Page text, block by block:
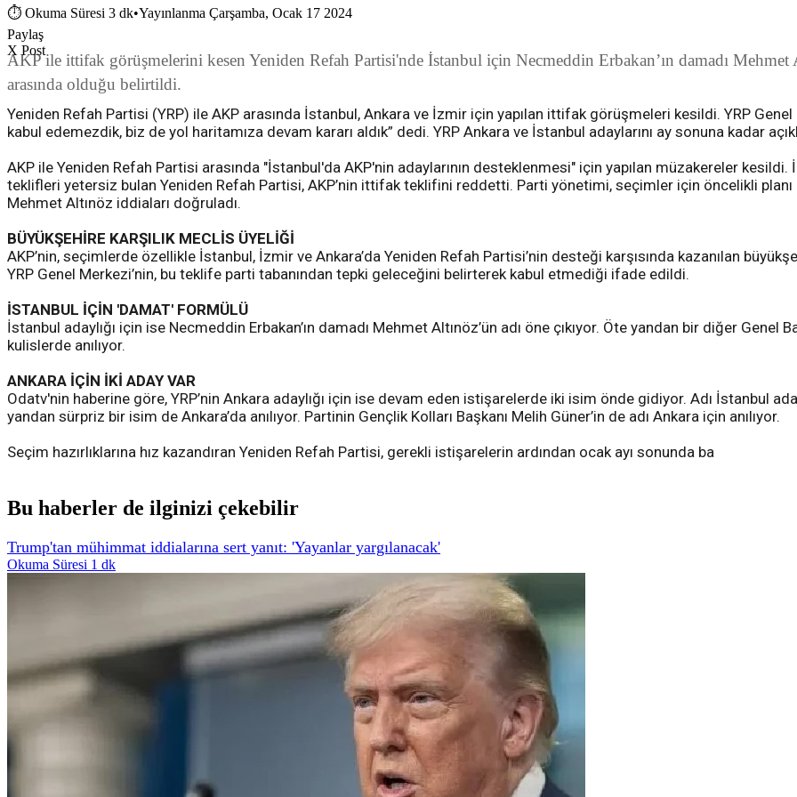
⏱ Okuma Süresi 3 dk•Yayınlanma Çarşamba, Ocak 17 2024
Paylaş
X Post
AKP ile ittifak görüşmelerini kesen Yeniden Refah Partisi'nde İstanbul için Necmeddin Erbakan’ın damadı Mehmet
arasında olduğu belirtildi.
Yeniden Refah Partisi (YRP) ile AKP arasında İstanbul, Ankara ve İzmir için yapılan ittifak görüşmeleri kesildi. YRP
kabul edemezdik, biz de yol haritamıza devam kararı aldık” dedi. YRP Ankara ve İstanbul adaylarını ay sonuna kadar
AKP ile Yeniden Refah Partisi arasında "İstanbul'da AKP'nin adaylarının desteklenmesi" için yapılan müzakereler
teklifleri yetersiz bulan Yeniden Refah Partisi, AKP’nin ittifak teklifini reddetti. Parti yönetimi, seçimler için öncelikli
Mehmet Altınöz iddiaları doğruladı.
BÜYÜKŞEHİRE KARŞILIK MECLİS ÜYELİĞİ
AKP’nin, seçimlerde özellikle İstanbul, İzmir ve Ankara’da Yeniden Refah Partisi’nin desteği karşısında kazanılan
YRP Genel Merkezi’nin, bu teklife parti tabanından tepki geleceğini belirterek kabul etmediği ifade edildi.
İSTANBUL İÇİN 'DAMAT' FORMÜLÜ
İstanbul adaylığı için ise Necmeddin Erbakan’ın damadı Mehmet Altınöz’ün adı öne çıkıyor. Öte yandan bir diğer Genel
kulislerde anılıyor.
ANKARA İÇİN İKİ ADAY VAR
Odatv'nin haberine göre, YRP’nin Ankara adaylığı için ise devam eden istişarelerde iki isim önde gidiyor. Adı İstanbul
yandan sürpriz bir isim de Ankara’da anılıyor. Partinin Gençlik Kolları Başkanı Melih Güner’in de adı Ankara için anılıyor.
Seçim hazırlıklarına hız kazandıran Yeniden Refah Partisi, gerekli istişarelerin ardından ocak ayı sonunda ba
Bu haberler de ilginizi çekebilir
Trump'tan mühimmat iddialarına sert yanıt: 'Yayanlar yargılanacak'
Okuma Süresi 1 dk